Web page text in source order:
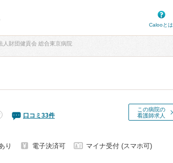
Calooとは
人財団健貢会 総合東京病院
この病院の
看護師求人
口コミ 33件
り 電子決済可
マイナ受付 (スマホ可)